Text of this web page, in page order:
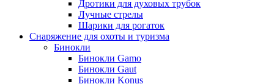
Дротики для духовых трубок
Лучные стрелы
Шарики для рогаток
Снаряжение для охоты и туризма
Бинокли
Бинокли Gamo
Бинокли Gaut
Бинокли Konus